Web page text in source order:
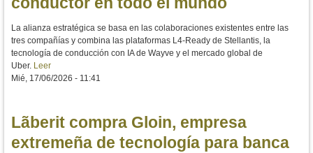
La alianza estratégica se basa en las colaboraciones existentes entre las
tres compañías y combina las plataformas L4-Ready de Stellantis, la
tecnología de conducción con IA de Wayve y el mercado global de
Uber. Leer
Mié, 17/06/2026 - 11:41
Lãberit compra Gloin, empresa
extremeña de tecnología para banca